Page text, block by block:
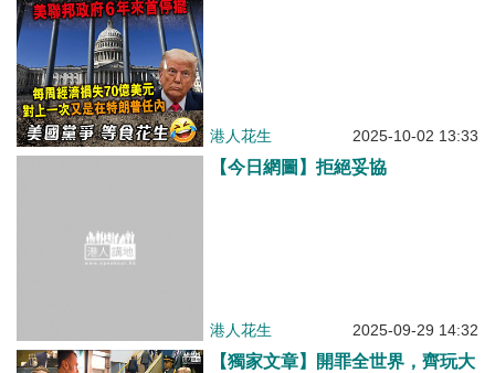
港人花生 2025-10-02 13:33
【今日網圖】拒絕妥協
港人花生 2025-09-29 14:32
【獨家文章】開罪全世界，齊玩大